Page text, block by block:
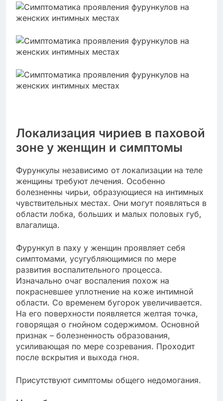
Локализация чириев в паховой
зоне у женщин и симптомы
Фурункулы независимо от локализации на теле
женщины требуют лечения. Особенно
болезненны чирьи, образующиеся на интимных
чувствительных местах. Они могут появляться в
области лобка, больших и малых половых губ,
влагалища.
Фурункул в паху у женщин проявляет себя
симптомами, усугубляющимися по мере
развития воспалительного процесса.
Изначально очаг воспаления похож на
покрасневшее уплотнение на коже интимной
области. Со временем бугорок увеличивается.
На его поверхности появляется желтая точка,
говорящая о гнойном содержимом. Основной
признак – болезненность образования,
усиливающая по мере созревания. Проходит
после вскрытия и выхода гноя.
Присутствуют симптомы общего недомогания.